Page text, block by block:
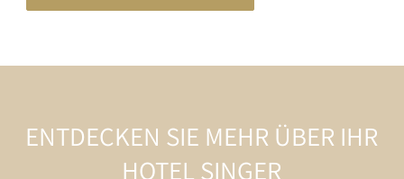
ENTDECKEN SIE MEHR ÜBER IHR
HOTEL SINGER